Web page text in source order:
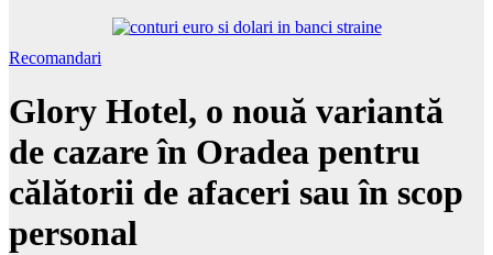
Recomandari
Glory Hotel, o nouă variantă
de cazare în Oradea pentru
călătorii de afaceri sau în scop
personal